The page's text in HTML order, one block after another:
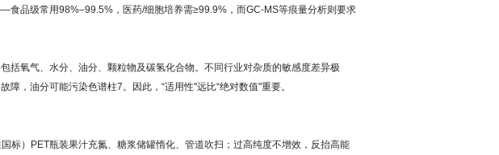
品级常用98%–99.5%，医药/细胞培养需≥99.9%，而GC-MS等痕量分析则要求
括氧气、水分、油分、颗粒物及碳氢化合物。不同行业对杂质的敏感度差异极
，油分可能污染色谱柱7。因此，“适用性"远比“绝对数值"重要。
标）PET瓶装果汁充氮、糖浆储罐惰化、管道吹扫；过高纯度不增效，反抬高能